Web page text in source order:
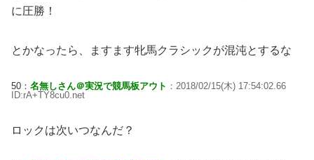
に圧勝！
とかなったら、ますます牝馬クラシックが混沌とするな
50： 名無しさん＠実況で競馬板アウト ：2018/02/15(木) 17:54:02.66
ID:rA+TY8cu0.net
ロックは次いつなんだ？